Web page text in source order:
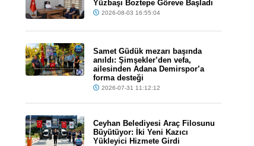
Yüzbaşı Boztepe Göreve Başladı
2026-08-03 16:55:04
Samet Güdük mezarı başında
anıldı: Şimşekler’den vefa,
ailesinden Adana Demirspor’a
forma desteği
2026-07-31 11:12:12
Ceyhan Belediyesi Araç Filosunu
Büyütüyor: İki Yeni Kazıcı
Yükleyici Hizmete Girdi